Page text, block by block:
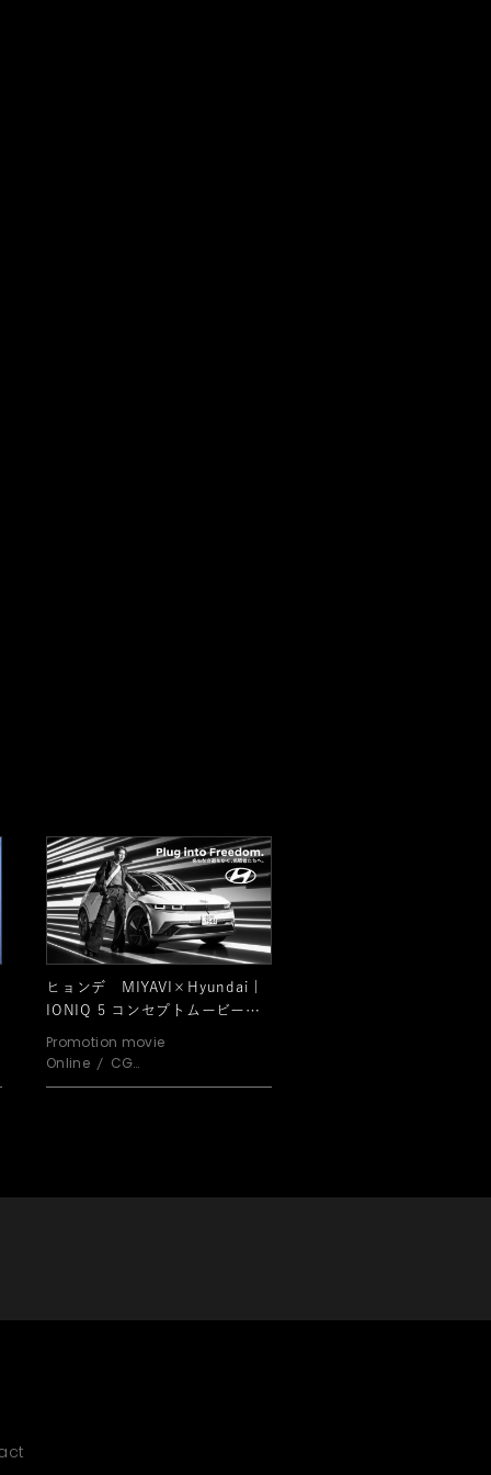
ヒョンデ MIYAVI×Hyundai |
IONIQ 5 コンセプトムービー
Promotion movie
Online
CG
Motion Graphic